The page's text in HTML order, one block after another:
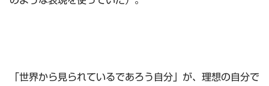
「世界から見られているであろう自分」が、理想の自分で